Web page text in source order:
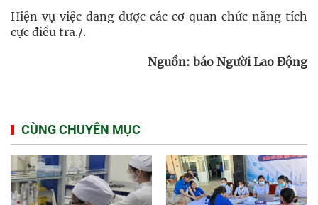
Hiện vụ việc đang được các cơ quan chức năng tích
cực điều tra./.
Nguồn: báo Người Lao Động
CÙNG CHUYÊN MỤC